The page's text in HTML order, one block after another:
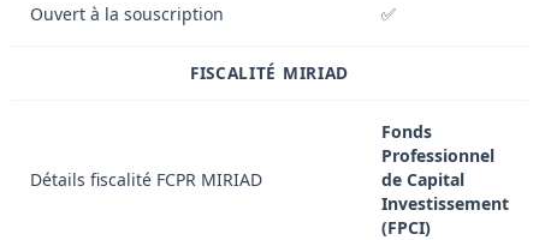
Ouvert à la souscription ✅
FISCALITÉ MIRIAD
Détails fiscalité FCPR MIRIAD
Fonds
Professionnel
de Capital
Investissement
(FPCI)